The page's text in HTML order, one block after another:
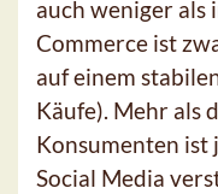
auch weniger als
Commerce ist
auf einem
Käufe). Mehr als
Konsumenten ist
Social Media